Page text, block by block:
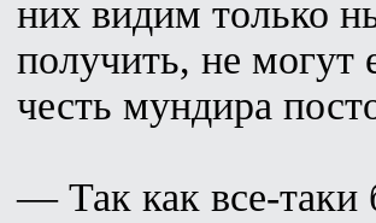
них видим только
получить, не могут
честь мундира
— Так как все-таки